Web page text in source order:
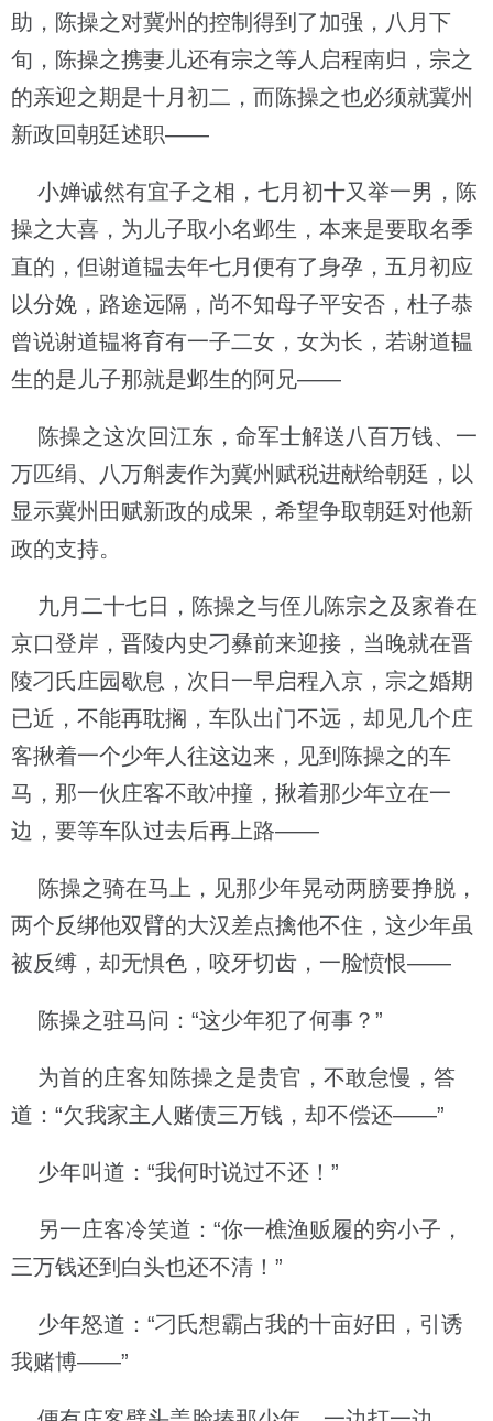
助，陈操之对冀州的控制得到了加强，八月下
旬，陈操之携妻儿还有宗之等人启程南归，宗之
的亲迎之期是十月初二，而陈操之也必须就冀州
新政回朝廷述职——
小婵诚然有宜子之相，七月初十又举一男，陈
操之大喜，为儿子取小名邺生，本来是要取名季
直的，但谢道韫去年七月便有了身孕，五月初应
以分娩，路途远隔，尚不知母子平安否，杜子恭
曾说谢道韫将育有一子二女，女为长，若谢道韫
生的是儿子那就是邺生的阿兄——
陈操之这次回江东，命军士解送八百万钱、一
万匹绢、八万斛麦作为冀州赋税进献给朝廷，以
显示冀州田赋新政的成果，希望争取朝廷对他新
政的支持。
九月二十七日，陈操之与侄儿陈宗之及家眷在
京口登岸，晋陵内史刁彝前来迎接，当晚就在晋
陵刁氏庄园歇息，次日一早启程入京，宗之婚期
已近，不能再耽搁，车队出门不远，却见几个庄
客揪着一个少年人往这边来，见到陈操之的车
马，那一伙庄客不敢冲撞，揪着那少年立在一
边，要等车队过去后再上路——
陈操之骑在马上，见那少年晃动两膀要挣脱，
两个反绑他双臂的大汉差点擒他不住，这少年虽
被反缚，却无惧色，咬牙切齿，一脸愤恨——
陈操之驻马问：“这少年犯了何事？”
为首的庄客知陈操之是贵官，不敢怠慢，答
道：“欠我家主人赌债三万钱，却不偿还——”
少年叫道：“我何时说过不还！”
另一庄客冷笑道：“你一樵渔贩履的穷小子，
三万钱还到白头也还不清！”
少年怒道：“刁氏想霸占我的十亩好田，引诱
我赌博——”